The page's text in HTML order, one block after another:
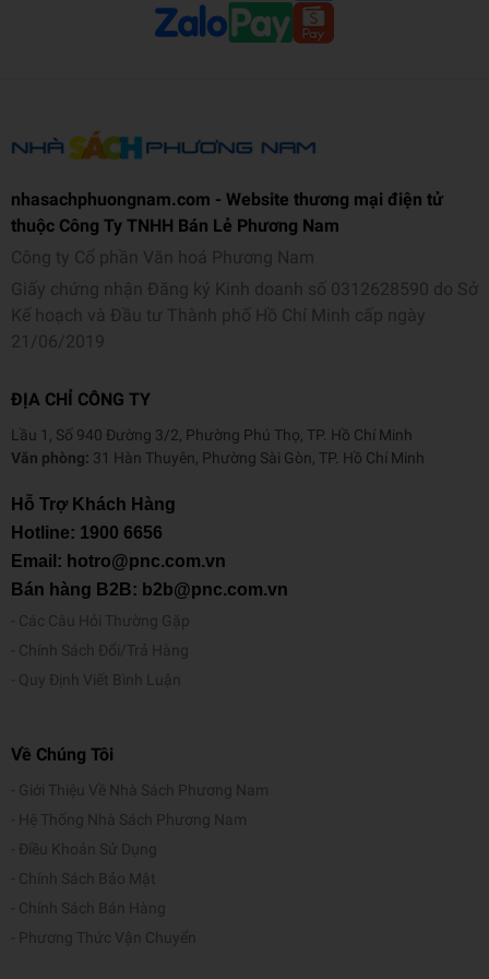
nhasachphuongnam.com - Website thương mại điện tử
thuộc Công Ty TNHH Bán Lẻ Phương Nam
Công ty Cổ phần Văn hoá Phương Nam
Giấy chứng nhận Đăng ký Kinh doanh số 0312628590 do Sở
Kế hoạch và Đầu tư Thành phố Hồ Chí Minh cấp ngày
21/06/2019
ĐỊA CHỈ CÔNG TY
Lầu 1, Số 940 Đường 3/2, Phường Phú Thọ, TP. Hồ Chí Minh
Văn phòng: 31 Hàn Thuyên, Phường Sài Gòn, TP. Hồ Chí Minh
Hỗ Trợ Khách Hàng
Hotline: 1900 6656
Email: hotro@pnc.com.vn
Bán hàng B2B: b2b@pnc.com.vn
Các Câu Hỏi Thường Gặp
Chính Sách Đổi/Trả Hàng
Quy Định Viết Bình Luận
Về Chúng Tôi
Giới Thiệu Về Nhà Sách Phương Nam
Hệ Thống Nhà Sách Phương Nam
Điều Khoản Sử Dụng
Chính Sách Bảo Mật
Chính Sách Bán Hàng
Phương Thức Vận Chuyển